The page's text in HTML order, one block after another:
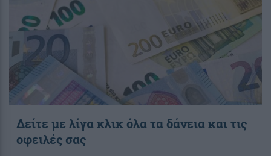
Δείτε με λίγα κλικ όλα τα δάνεια και τις
οφειλές σας